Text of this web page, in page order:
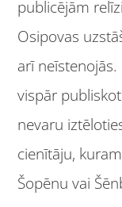
publicējām
Osipovas
arī
vispār
nevaru
cienītāju,
Šopēnu vai